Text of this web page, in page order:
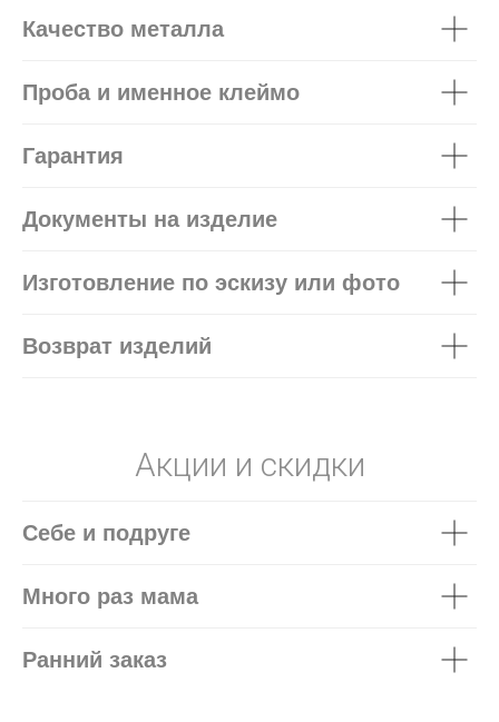
Качество металла
Проба и именное клеймо
Гарантия
Документы на изделие
Изготовление по эскизу или фото
Возврат изделий
Акции и скидки
Себе и подруге
Много раз мама
Ранний заказ